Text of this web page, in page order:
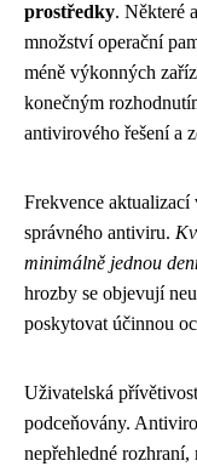
prostředky. Některé
množství operační
méně výkonných
konečným
antivirového řešení a
Frekvence aktualizací
správného antiviru.
minimálně jednou
hrozby se objevují
poskytovat účinnou
Uživatelská
podceňovány.
nepřehledné